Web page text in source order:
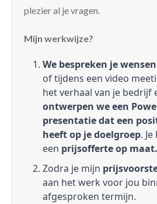
plezier al je vragen.
Mijn werkwijze?
We bespreken je wensen
of tijdens een video
het verhaal van je bedrijf
ontwerpen we een
presentatie dat een
heeft op je doelgroep.
een prijsofferte op maat.
Zodra je mijn
aan het werk voor jou
afgesproken termijn.